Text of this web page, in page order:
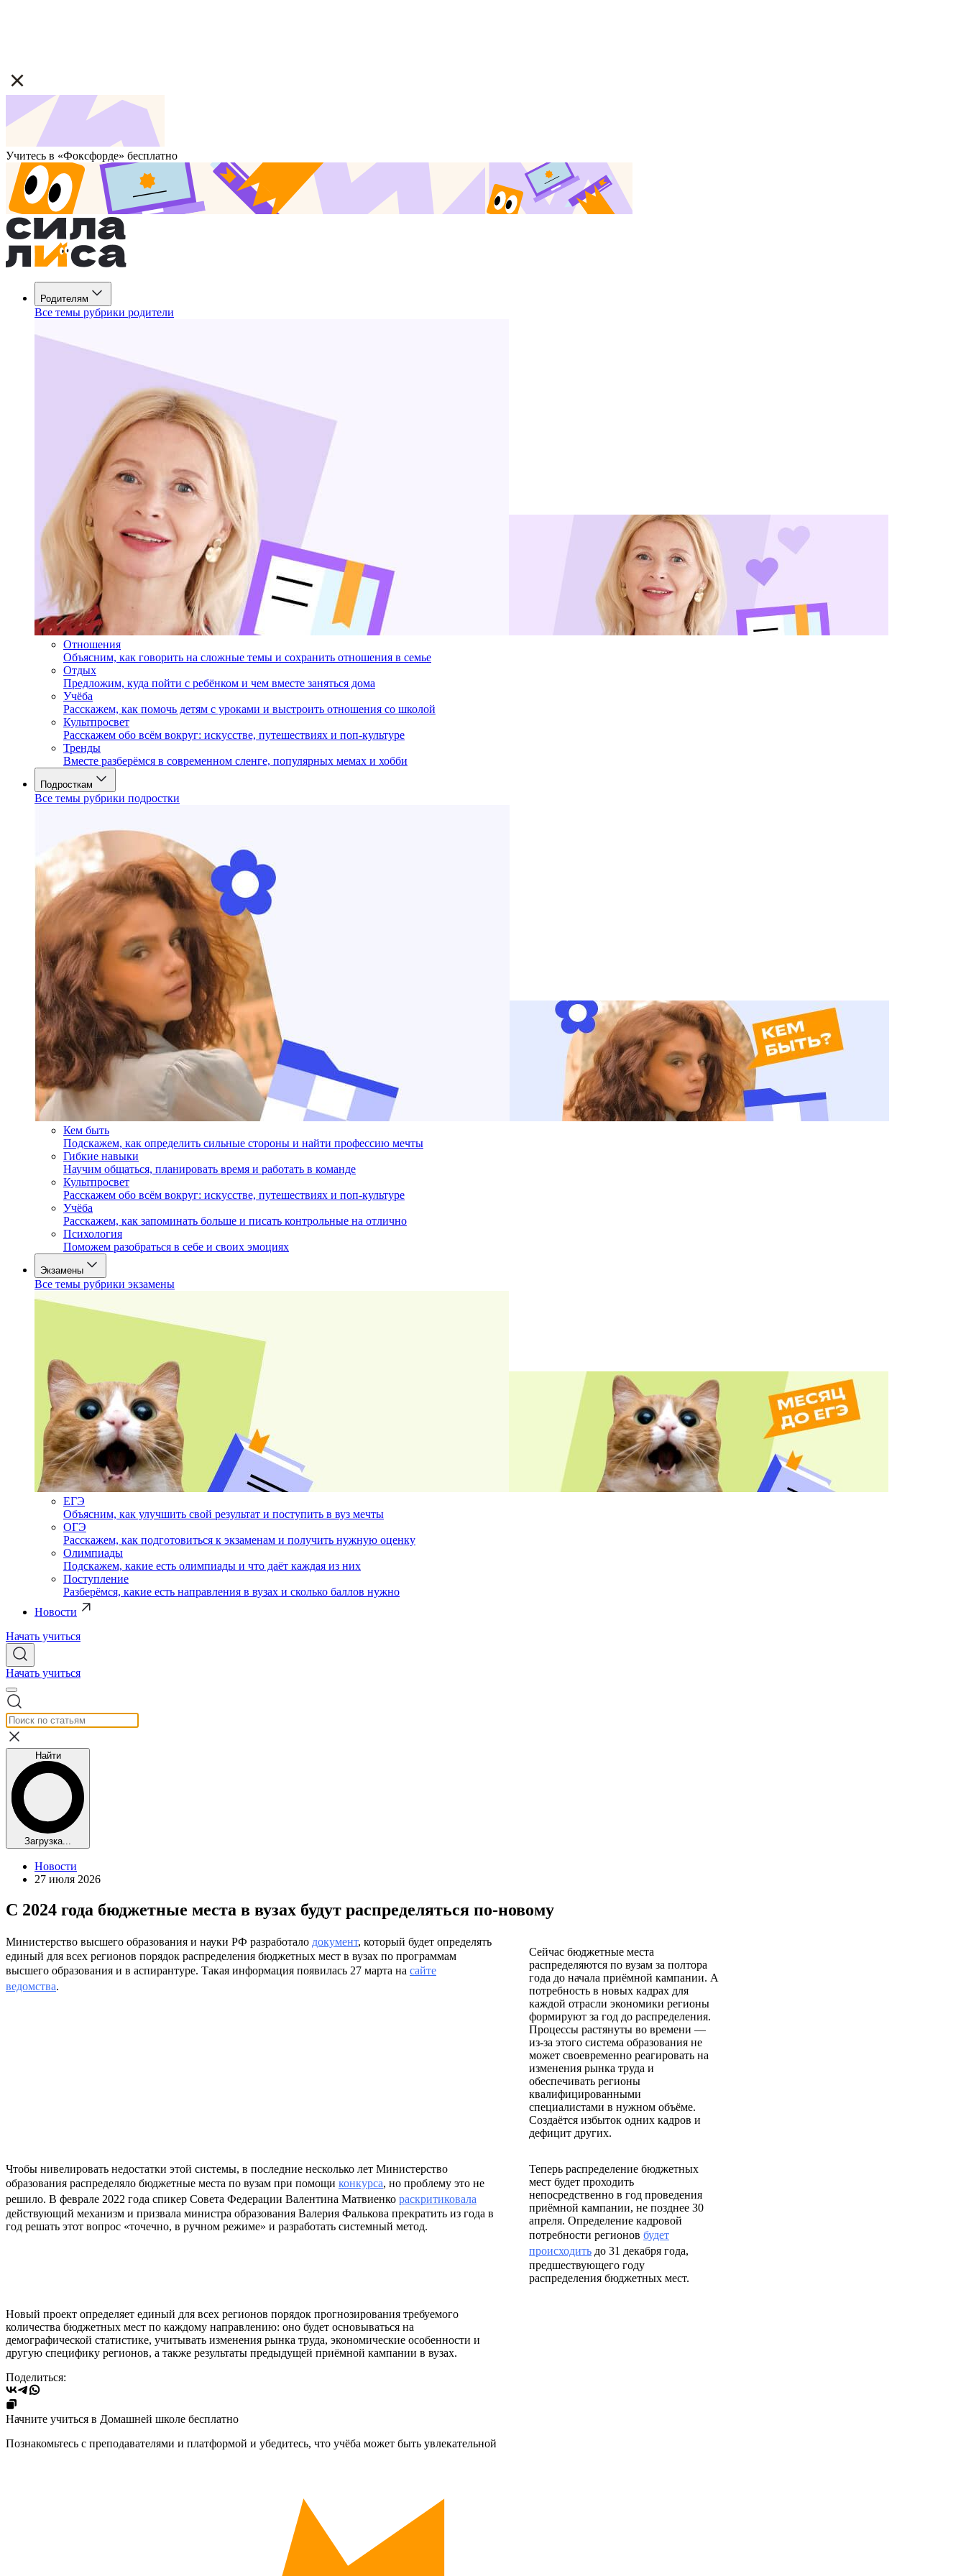
Учитесь в «Фоксфорде» бесплатно
Родителям
Все темы рубрики родители
Отношения
Объясним, как говорить на сложные темы и сохранить отношения в семье
Отдых
Предложим, куда пойти с ребёнком и чем вместе заняться дома
Учёба
Расскажем, как помочь детям с уроками и выстроить отношения со школой
Культпросвет
Расскажем обо всём вокруг: искусстве, путешествиях и поп-культуре
Тренды
Вместе разберёмся в современном сленге, популярных мемах и хобби
Подросткам
Все темы рубрики подростки
Кем быть
Подскажем, как определить сильные стороны и найти профессию мечты
Гибкие навыки
Научим общаться, планировать время и работать в команде
Культпросвет
Расскажем обо всём вокруг: искусстве, путешествиях и поп-культуре
Учёба
Расскажем, как запоминать больше и писать контрольные на отлично
Психология
Поможем разобраться в себе и своих эмоциях
Экзамены
Все темы рубрики экзамены
ЕГЭ
Объясним, как улучшить свой результат и поступить в вуз мечты
ОГЭ
Расскажем, как подготовиться к экзаменам и получить нужную оценку
Олимпиады
Подскажем, какие есть олимпиады и что даёт каждая из них
Поступление
Разберёмся, какие есть направления в вузах и сколько баллов нужно
Новости
Начать учиться
Начать учиться
Найти
Загрузка...
Новости
27 июля 2026
С 2024 года бюджетные места в вузах будут распределяться по-новому
Министерство высшего образования и науки РФ разработало документ, который будет определять
единый для всех регионов порядок распределения бюджетных мест в вузах по программам
высшего образования и в аспирантуре. Такая информация появилась 27 марта на сайте
ведомства.
Сейчас бюджетные места
распределяются по вузам за полтора
года до начала приёмной кампании. А
потребность в новых кадрах для
каждой отрасли экономики регионы
формируют за год до распределения.
Процессы растянуты во времени —
из-за этого система образования не
может своевременно реагировать на
изменения рынка труда и
обеспечивать регионы
квалифицированными
специалистами в нужном объёме.
Создаётся избыток одних кадров и
дефицит других.
Чтобы нивелировать недостатки этой системы, в последние несколько лет Министерство
образования распределяло бюджетные места по вузам при помощи конкурса, но проблему это не
решило. В феврале 2022 года спикер Совета Федерации Валентина Матвиенко раскритиковала
действующий механизм и призвала министра образования Валерия Фалькова прекратить из года в
год решать этот вопрос «точечно, в ручном режиме» и разработать системный метод.
Теперь распределение бюджетных
мест будет проходить
непосредственно в год проведения
приёмной кампании, не позднее 30
апреля. Определение кадровой
потребности регионов будет
происходить до 31 декабря года,
предшествующего году
распределения бюджетных мест.
Новый проект определяет единый для всех регионов порядок прогнозирования требуемого
количества бюджетных мест по каждому направлению: оно будет основываться на
демографической статистике, учитывать изменения рынка труда, экономические особенности и
другую специфику регионов, а также результаты предыдущей приёмной кампании в вузах.
Поделиться:
Начните учиться в Домашней школе бесплатно
Познакомьтесь с преподавателями и платформой и убедитесь, что учёба может быть увлекательной